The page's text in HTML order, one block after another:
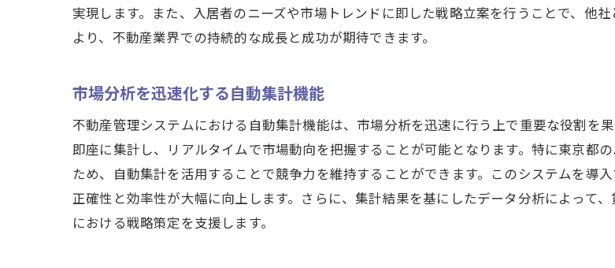
リアルタイムデータ活用のメリット
市場の変革を促す最新管理技術
東京都市場での管理システム導入
実現します。また、入居者のニーズや市場トレンドに即した戦略立案を行うことで、他
より、不動産業界での持続的な成長と成功が期待できます。
市場分析を迅速化する自動集計機能
不動産管理システムにおける自動集計機能は、市場分析を迅速に行う上で重要な役割を
即座に集計し、リアルタイムで市場動向を把握することが可能となります。特に東京都
ため、自動集計を活用することで競争力を維持することができます。このシステムを導
正確性と効率性が大幅に向上します。さらに、集計結果を基にしたデータ分析によって
における戦略策定を支援します。